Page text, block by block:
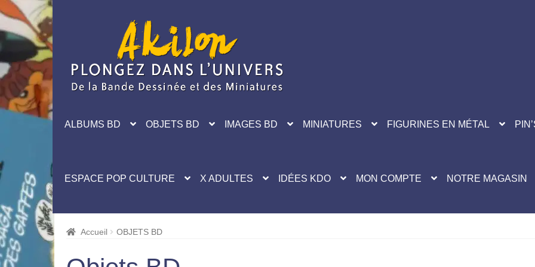
navigation
ALBUMS BD OBJETS BD IMAGES BD MINIATURES FIGURINES EN MÉTAL
ESPACE POP CULTURE X ADULTES IDÉES KDO MON COMPTE NOTRE MAGASIN
Accueil OBJETS BD